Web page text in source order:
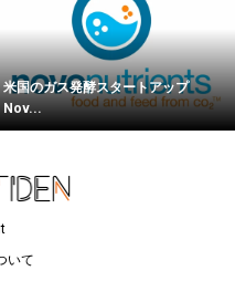
米国のガス発酵スタートアップ
Nov...
いて